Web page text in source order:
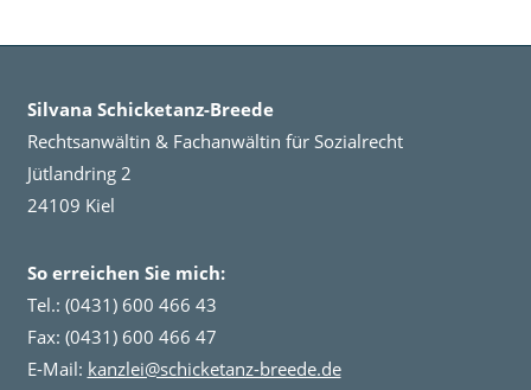
Silvana Schicketanz-Breede
Rechtsanwältin & Fachanwältin für Sozialrecht
Jütlandring 2
24109 Kiel
So erreichen Sie mich:
Tel.: (0431) 600 466 43
Fax: (0431) 600 466 47
E-Mail: kanzlei@schicketanz-breede.de